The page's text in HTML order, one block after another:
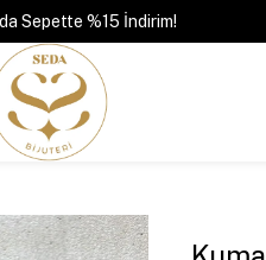
Sepette %15 İndirim!